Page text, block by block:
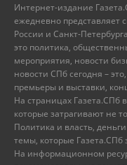
Интернет-издание
ежедневно представляет
России и Санкт-
это политика,
мероприятия, новости
новости СПб сегодня –
премьеры и выставки,
На страницах Газета.СПб
которые затрагивают не
Политика и власть,
темы, которые Газета.СПб
На информационном